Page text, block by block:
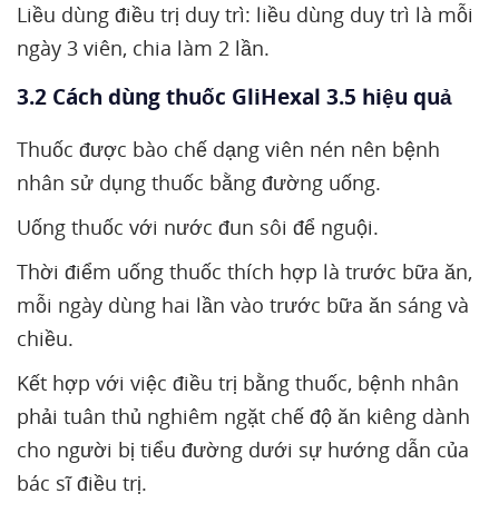
Liều dùng điều trị duy trì: liều dùng duy trì là mỗi
ngày 3 viên, chia làm 2 lần.
3.2 Cách dùng thuốc GliHexal 3.5 hiệu quả
Thuốc được bào chế dạng viên nén nên bệnh
nhân sử dụng thuốc bằng đường uống.
Uống thuốc với nước đun sôi để nguội.
Thời điểm uống thuốc thích hợp là trước bữa ăn,
mỗi ngày dùng hai lần vào trước bữa ăn sáng và
chiều.
Kết hợp với việc điều trị bằng thuốc, bệnh nhân
phải tuân thủ nghiêm ngặt chế độ ăn kiêng dành
cho người bị tiểu đường dưới sự hướng dẫn của
bác sĩ điều trị.